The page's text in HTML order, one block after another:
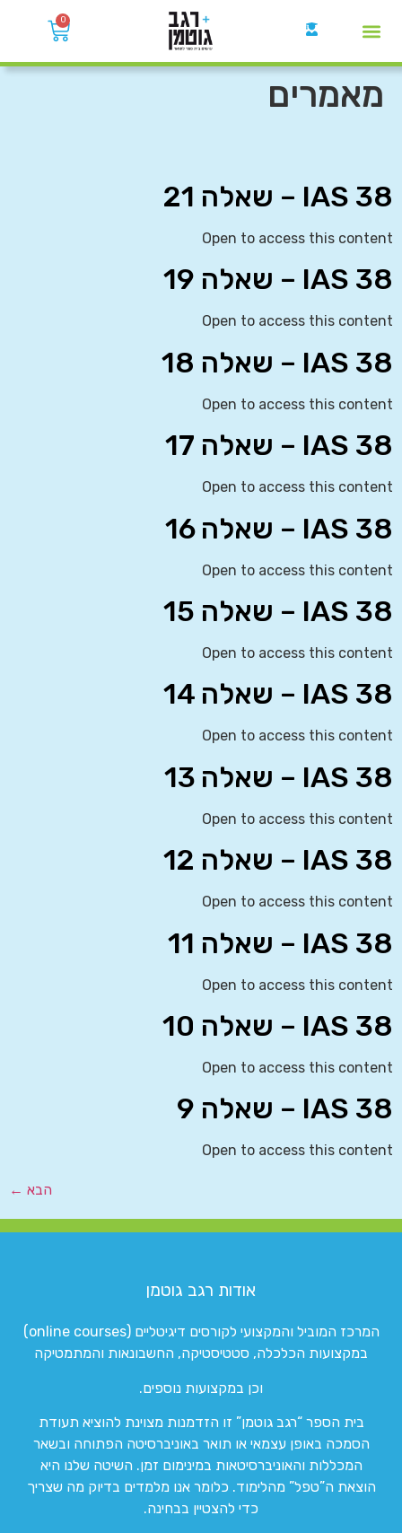
0
מאמרים
IAS 38 – שאלה 21
Open to access this content
IAS 38 – שאלה 19
Open to access this content
IAS 38 – שאלה 18
Open to access this content
IAS 38 – שאלה 17
Open to access this content
IAS 38 – שאלה 16
Open to access this content
IAS 38 – שאלה 15
Open to access this content
IAS 38 – שאלה 14
Open to access this content
IAS 38 – שאלה 13
Open to access this content
IAS 38 – שאלה 12
Open to access this content
IAS 38 – שאלה 11
Open to access this content
IAS 38 – שאלה 10
Open to access this content
IAS 38 – שאלה 9
Open to access this content
הבא ←
אודות רגב גוטמן
המרכז המוביל והמקצועי לקורסים דיגיטליים (online courses)
במקצועות הכלכלה, סטטיסטיקה, החשבונאות והמתמטיקה
וכן במקצועות נוספים.
בית הספר “רגב גוטמן” זו הזדמנות מצוינת להוציא תעודת
הסמכה באופן עצמאי או תואר באוניברסיטה הפתוחה ובשאר
המכללות והאוניברסיטאות במינימום זמן. השיטה שלנו היא
הוצאת ה”טפל” מהלימוד. כלומר אנו מלמדים בדיוק מה שצריך
כדי להצטיין בבחינה.